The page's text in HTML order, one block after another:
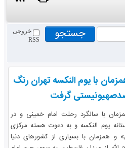
خروجی
RSS
با یوم النکسه تهران رنگ
گرفت
با سالگرد رحلت امام خمینی و در
یوم النکسه و به دعوت هسته مرکزی
و همزمان با بسیاری از کشورهای دنیا